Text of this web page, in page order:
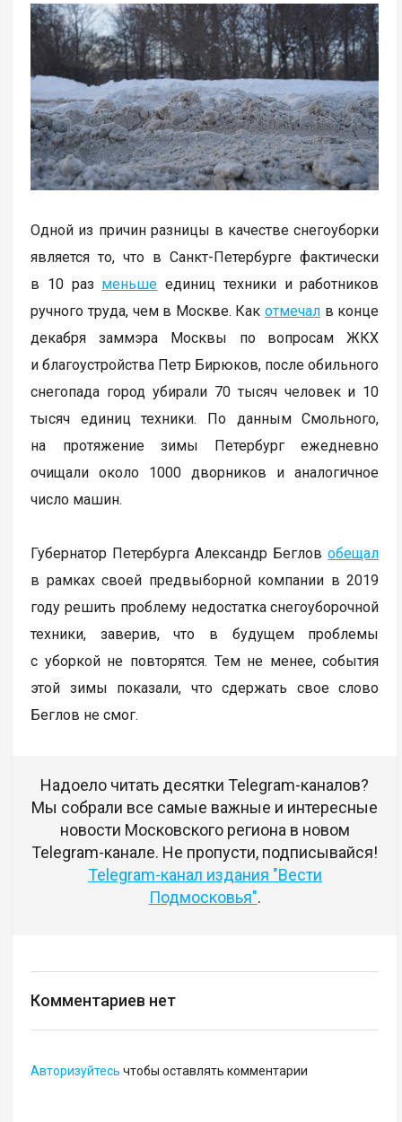
Одной из причин разницы в качестве снегоуборки
является то, что в Санкт-Петербурге фактически
в 10 раз меньше единиц техники и работников
ручного труда, чем в Москве. Какотмечал в конце
декабря заммэра Москвы по вопросам ЖКХ
и благоустройства Петр Бирюков, после обильного
снегопада город убирали 70 тысяч человек и 10
тысяч единиц техники. По данным Смольного,
на протяжение зимы Петербург ежедневно
очищали около 1000 дворников и аналогичное
число машин.
Губернатор Петербурга Александр Бегловобещал
в рамках своей предвыборной компании в 2019
году решить проблему недостатка снегоуборочной
техники, заверив, что в будущем проблемы
с уборкой не повторятся. Тем не менее, события
этой зимы показали, что сдержать свое слово
Беглов не смог.
Надоело читать десятки Telegram-каналов?
Мы собрали все самые важные и интересные
новости Московского региона в новом
Telegram-канале. Не пропусти, подписывайся!
Telegram-канал издания "Вести
Подмосковья".
Комментариев нет
Авторизуйтесь чтобы оставлять комментарии